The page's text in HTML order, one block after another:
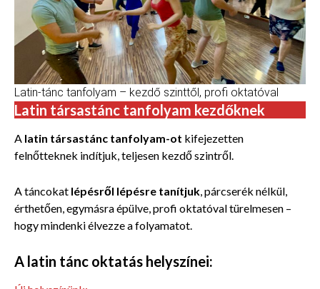
Latin-tánc tanfolyam – kezdő szinttől, profi oktatóval
Latin társastánc tanfolyam kezdőknek
A latin társastánc tanfolyam-ot kifejezetten
felnőtteknek indítjuk, teljesen kezdő szintről.
A táncokat lépésről lépésre tanítjuk, párcserék nélkül,
érthetően, egymásra épülve, profi oktatóval türelmesen –
hogy mindenki élvezze a folyamatot.
A latin tánc oktatás helyszínei: